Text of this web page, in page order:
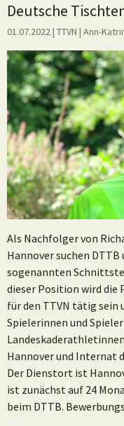
Deutsche
01.07.2022| TTVN | Ann-
Als Nachfolger von
Hannover suchen
sogenannten
dieser Position wird die
für den TTVN tätig sein
Spielerinnen und
Hannover und Internat
Der Dienstort ist
ist zunächst auf 24
beim DTTB.